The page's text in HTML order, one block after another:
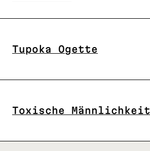
Tupoka Ogette
Toxische Männlichkeit